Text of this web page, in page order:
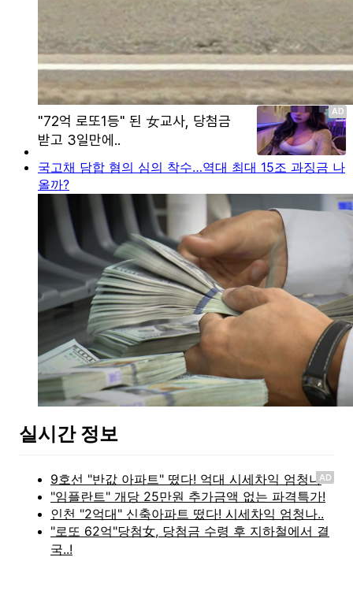
국고채 담합 혐의 심의 착수…역대 최대 15조 과징금 나
올까?
실시간 정보
AD